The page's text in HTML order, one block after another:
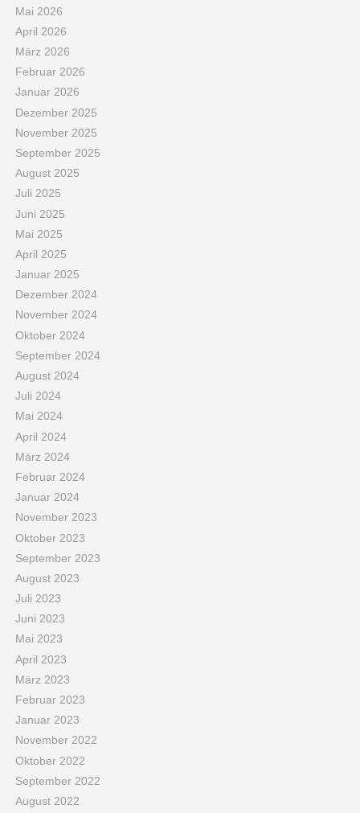
Mai 2026
April 2026
März 2026
Februar 2026
Januar 2026
Dezember 2025
November 2025
September 2025
August 2025
Juli 2025
Juni 2025
Mai 2025
April 2025
Januar 2025
Dezember 2024
November 2024
Oktober 2024
September 2024
August 2024
Juli 2024
Mai 2024
April 2024
März 2024
Februar 2024
Januar 2024
November 2023
Oktober 2023
September 2023
August 2023
Juli 2023
Juni 2023
Mai 2023
April 2023
März 2023
Februar 2023
Januar 2023
November 2022
Oktober 2022
September 2022
August 2022